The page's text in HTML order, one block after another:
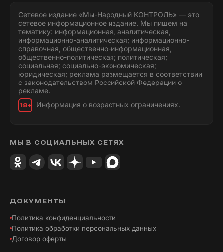
Сетевое издание «Мы-Народный КОНТРОЛЬ» — это
сетевое информационное издание. Мы пишем на
тематику: информационная, аналитическая,
информационно-аналитическая; информационно-
справочная, общественно-информационная,
общественно-политическая; политическая;
социальная; социально-экономическая;
юридическая; реклама размещается в соответствии
с законодательством Российской Федерации о
рекламе.
18+ Информация о возрастных ограничениях.
МЫ В СОЦИАЛЬНЫХ СЕТЯХ
ДОКУМЕНТЫ
Политика конфиденциальности
Политика обработки персональных данных
Договор оферты